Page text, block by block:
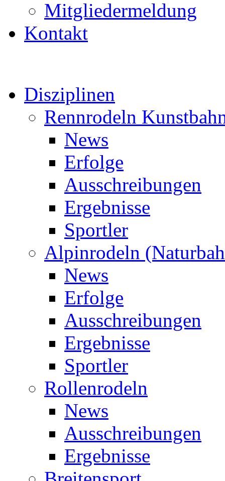
Mitgliedermeldung
Kontakt
Disziplinen
Rennrodeln
News
Erfolge
Ausschreibungen
Ergebnisse
Sportler
Alpinrodeln
News
Erfolge
Ausschreibungen
Ergebnisse
Sportler
Rollenrodeln
News
Ausschreibungen
Ergebnisse